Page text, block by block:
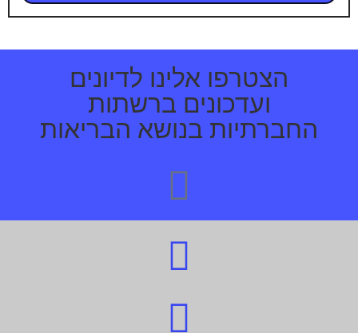
הצטרפו אלינו לדיונים
ועדכונים ברשתות
החברתיות בנושא הבריאות